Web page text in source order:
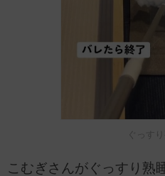
ぐっす
こむぎさんがぐっすり熟